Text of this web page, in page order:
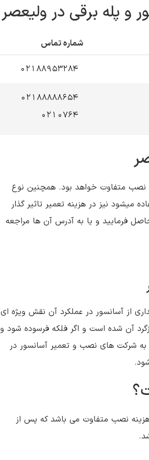
و پله برقی در ولیعصر
شماره تماس
02188953284
02188888654
0210764
نصب متفاوت خواهد بود. همچنین نوع
میشود نیز در هزینه تعمیر تاثیر گذار
فرمایید و یا به آدرس آن ها مراجعه
از آسانسور در عملکرد آن نقش ویژه ای
آن شده است و اگر فلکه فرسوده شود و
به شرکت های نصب و تعمیر آسانسور در
هزینه نصب متفاوت می باشد که پس از